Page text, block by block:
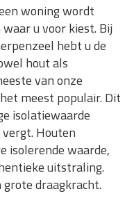
woning wordt
u voor kiest. Bij
hebt u de
hout als
van onze
meest populair. Dit
isolatiewaarde
Houten
isolerende waarde,
uitstraling.
draagkracht.